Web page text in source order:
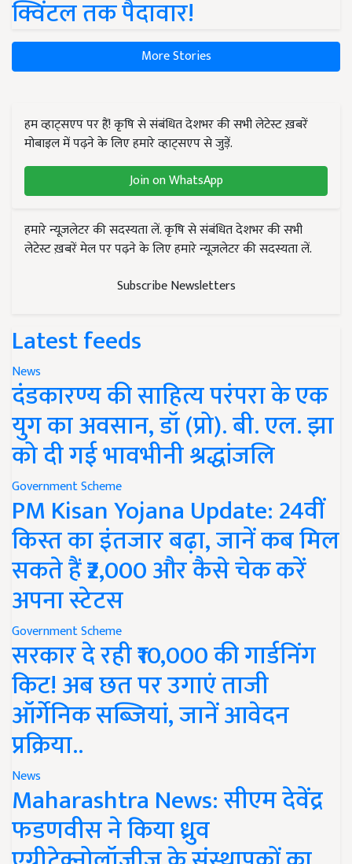
क्विंटल तक पैदावार!
More Stories
हम व्हाट्सएप पर हैं! कृषि से संबंधित देशभर की सभी लेटेस्ट ख़बरें
मोबाइल में पढ़ने के लिए हमारे व्हाट्सएप से जुड़ें.
Join on WhatsApp
हमारे न्यूज़लेटर की सदस्यता लें. कृषि से संबंधित देशभर की सभी
लेटेस्ट ख़बरें मेल पर पढ़ने के लिए हमारे न्यूज़लेटर की सदस्यता लें.
Subscribe Newsletters
Latest feeds
News
दंडकारण्य की साहित्य परंपरा के एक
युग का अवसान, डॉ (प्रो). बी. एल. झा
को दी गई भावभीनी श्रद्धांजलि
Government Scheme
PM Kisan Yojana Update: 24वीं
किस्त का इंतजार बढ़ा, जानें कब मिल
सकते हैं ₹2,000 और कैसे चेक करें
अपना स्टेटस
Government Scheme
सरकार दे रही ₹10,000 की गार्डनिंग
किट! अब छत पर उगाएं ताजी
ऑर्गेनिक सब्जियां, जानें आवेदन
प्रक्रिया..
News
Maharashtra News: सीएम देवेंद्र
फडणवीस ने किया ध्रुव